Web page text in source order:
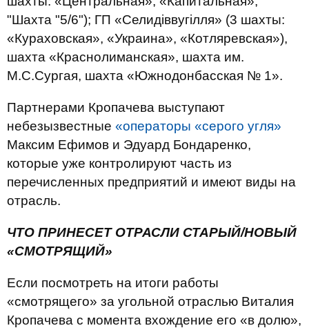
"Шахта "5/6"); ГП «Селидiввугiлля» (3 шахты:
«Кураховская», «Украина», «Котляревская»),
шахта «Краснолиманская», шахта им.
М.С.Сургая, шахта «Южнодонбасская № 1».
Партнерами Кропачева выступают
небезызвестные «операторы «серого угля»
Максим Ефимов и Эдуард Бондаренко,
которые уже контролируют часть из
перечисленных предприятий и имеют виды на
отрасль.
ЧТО ПРИНЕСЕТ ОТРАСЛИ СТАРЫЙ/НОВЫЙ
«СМОТРЯЩИЙ»
Если посмотреть на итоги работы
«смотрящего» за угольной отраслью Виталия
Кропачева с момента вхождение его «в долю»,